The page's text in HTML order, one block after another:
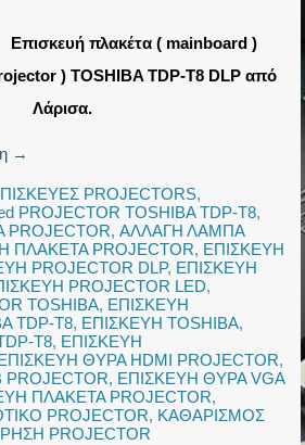
Επισκευή πλακέτα ( mainboard )
) TOSHIBA TDP-T8 DLP από
Λάρισα.
→
PROJECTORS,
PROJECTOR TOSHIBA TDP-T8,
PROJECTOR,ΑΛΛΑΓΗ ΛΑΜΠΑ
ΠΛΑΚΕΤΑ PROJECTOR, ΕΠΙΣΚΕΥΗ
PROJECTOR DLP, ΕΠΙΣΚΕΥΗ
PROJECTOR LED,
TOSHIBA, ΕΠΙΣΚΕΥΗ
TDP-T8, ΕΠΙΣΚΕΥΗ TOSHIBA,
T8, ΕΠΙΣΚΕΥΗ
ΘΥΡΑ HDMI PROJECTOR,
, ΕΠΙΣΚΕΥΗ ΘΥΡΑ VGA
ΠΛΑΚΕΤΑ PROJECTOR,
PROJECTOR, ΚΑΘΑΡΙΣΜΟΣ
PROJECTOR